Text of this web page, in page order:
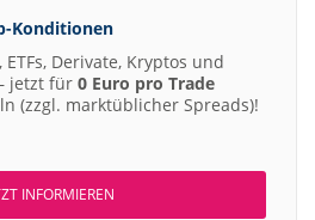
Konditionen
ETFs, Derivate, Kryptos und
jetzt für 0 Euro pro Trade
(zzgl. marktüblicher Spreads)!
INFORMIEREN